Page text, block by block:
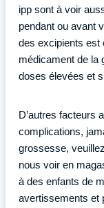
ipp sont à voir
pendant ou avant
des excipients est
médicament de la
doses élevées et
D’autres facteurs
complications,
grossesse,
nous voir en
à des enfants de
avertissements et